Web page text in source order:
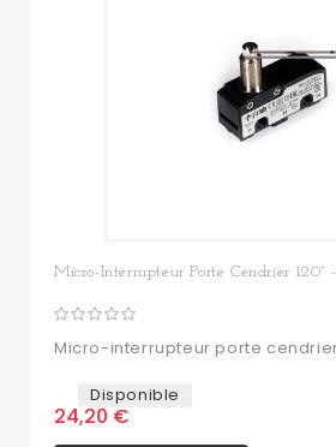
Micro-Interrupteur Porte Cendrier 120°
Micro-interrupteur porte cendrier
Disponible
24,20 €